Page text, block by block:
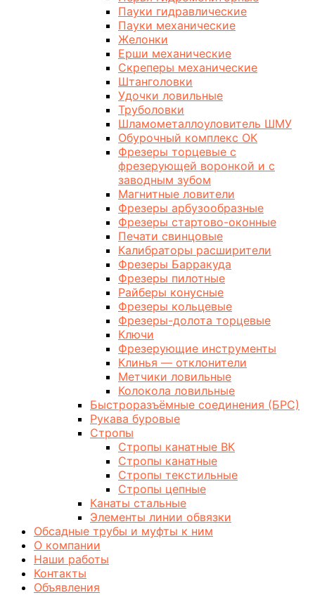
Пауки гидравлические
Пауки механические
Желонки
Ерши механические
Скреперы механические
Штанголовки
Удочки ловильные
Труболовки
Шламометаллоуловитель ШМУ
Обурочный комплекс ОК
Фрезеры торцевые с
фрезерующей воронкой и с
заводным зубом
Магнитные ловители
Фрезеры арбузообразные
Фрезеры стартово-оконные
Печати свинцовые
Калибраторы расширители
Фрезеры Барракуда
Фрезеры пилотные
Райберы конусные
Фрезеры кольцевые
Фрезеры-долота торцевые
Ключи
Фрезерующие инструменты
Клинья — отклонители
Метчики ловильные
Колокола ловильные
Быстроразъёмные соединения (БРС)
Рукава буровые
Стропы
Стропы канатные ВК
Стропы канатные
Стропы текстильные
Стропы цепные
Канаты стальные
Элементы линии обвязки
Обсадные трубы и муфты к ним
О компании
Наши работы
Контакты
Объявления